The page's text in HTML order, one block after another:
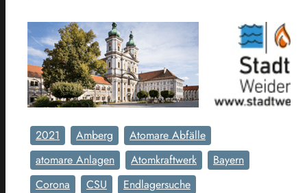
2021 Amberg
Atomare Abfälle
atomare Anlagen
Atomkraftwerk
Bayern
Corona
CSU
Endlagersuche